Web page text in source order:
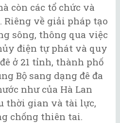
còn các tổ chức và
Riêng về giải pháp tạo
sông, thông qua việc
điện tự phát và quy
ở 21 tỉnh, thành phố
Bộ sang dạng đê đa
như của Hà Lan
thời gian và tài lực,
chống thiên tai.